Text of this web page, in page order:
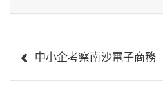
章
中小企考察南沙電子商務